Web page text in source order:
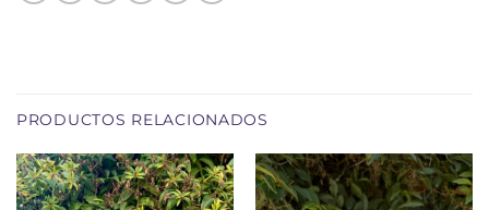
PRODUCTOS RELACIONADOS